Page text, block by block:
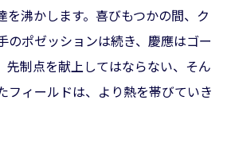
を沸かします。喜びもつかの間、ク
のポゼッションは続き、慶應はゴー
先制点を献上してはならない、そん
フィールドは、より熱を帯びていき